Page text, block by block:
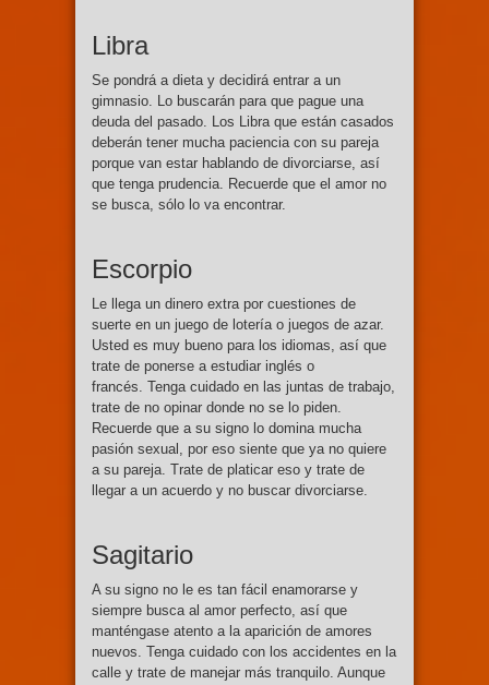
Libra
Se pondrá a dieta y decidirá entrar a un
gimnasio. Lo buscarán para que pague una
deuda del pasado. Los Libra que están casados
deberán tener mucha paciencia con su pareja
porque van estar hablando de divorciarse, así
que tenga prudencia. Recuerde que el amor no
se busca, sólo lo va encontrar.
Escorpio
Le llega un dinero extra por cuestiones de
suerte en un juego de lotería o juegos de azar.
Usted es muy bueno para los idiomas, así que
trate de ponerse a estudiar inglés o
francés. Tenga cuidado en las juntas de trabajo,
trate de no opinar donde no se lo piden.
Recuerde que a su signo lo domina mucha
pasión sexual, por eso siente que ya no quiere
a su pareja. Trate de platicar eso y trate de
llegar a un acuerdo y no buscar divorciarse.
Sagitario
A su signo no le es tan fácil enamorarse y
siempre busca al amor perfecto, así que
manténgase atento a la aparición de amores
nuevos. Tenga cuidado con los accidentes en la
calle y trate de manejar más tranquilo. Aunque